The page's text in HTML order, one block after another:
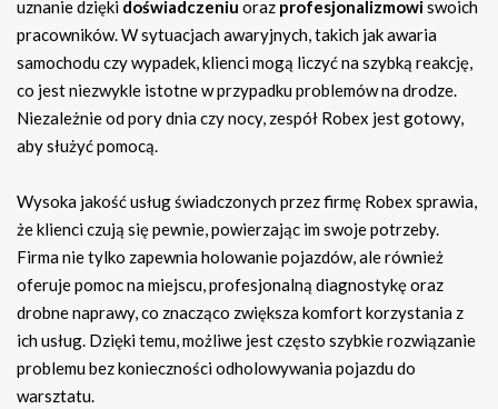
uznanie dzięki doświadczeniu oraz profesjonalizmowiswoich
pracowników. W sytuacjach awaryjnych, takich jak awaria
samochodu czy wypadek, klienci mogą liczyć na szybką reakcję,
co jest niezwykle istotne w przypadku problemów na drodze.
Niezależnie od pory dnia czy nocy, zespół Robex jest gotowy,
aby służyć pomocą.
Wysoka jakość usług świadczonych przez firmę Robex sprawia,
że klienci czują się pewnie, powierzając im swoje potrzeby.
Firma nie tylko zapewnia holowanie pojazdów, ale również
oferuje pomoc na miejscu, profesjonalną diagnostykę oraz
drobne naprawy, co znacząco zwiększa komfort korzystania z
ich usług. Dzięki temu, możliwe jest często szybkie rozwiązanie
problemu bez konieczności odholowywania pojazdu do
warsztatu.